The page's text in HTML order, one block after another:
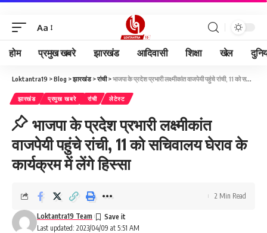
Aa
होम प्रमुख खबरे झारखंड आदिवासी शिक्षा खेल
Loktantra19 >Blog >झारखंड>रांची>भाजपा के प्रदेश प्रभारी लक्ष्मीकांत वाजपेयी पहुंचे रांची, 11 को सचिवालय घेराव के कार्यक्रम में लेंगे हिस्सा
झारखंड प्रमुख खबरे रांची लेटेस्ट
भाजपा के प्रदेश प्रभारी लक्ष्मीकांत
वाजपेयी पहुंचे रांची, 11 को सचिवालय घेराव के
कार्यक्रम में लेंगे हिस्सा
Last updated: 2023/04/09 at 5:51 AM
Loktantra19 Team
2 Min Read